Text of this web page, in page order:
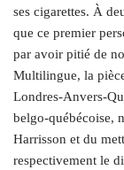
ses cigarettes. À
que ce premier
par avoir pitié de
Multilingue, la
Londres-Anvers-
belgo-québécoise,
Harrisson et du
respectivement le